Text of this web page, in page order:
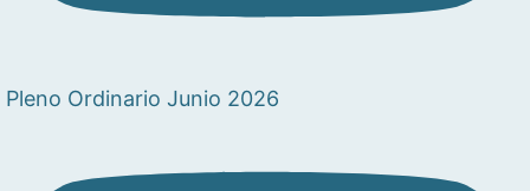
Pleno Ordinario Junio 2026